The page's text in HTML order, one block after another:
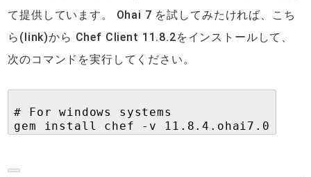
て提供しています。 Ohai 7 を試してみたければ、こち
ら(link)から Chef Client 11.8.2をインストールして、
次のコマンドを実行してください。
# For windows systems
gem install chef -v 11.8.4.ohai7.0